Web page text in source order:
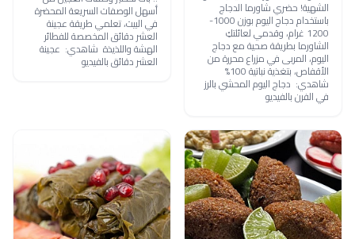
الشهية! حضري شاورما الدجاج
باستخدام دجاج اليوم بوزن 1000-
1200 غرام، وقدمي لعائلتكِ
الشاورما بطريقة صحية مع دجاج
اليوم، المربى في مزراع محررة من
الأقفاص، بتغذية نباتية 100%
شاهدي: دجاج اليوم المحشي بالرز
في الفرن بالفيديو
أسهل الوصفات السريعة المحضرة
في البيت، تعلمي طريقة عجينة
العشر دقائق المخصصة للفطائر
الهشة واللذيذة شاهدي: عجينة
العشر دقائق بالفيديو